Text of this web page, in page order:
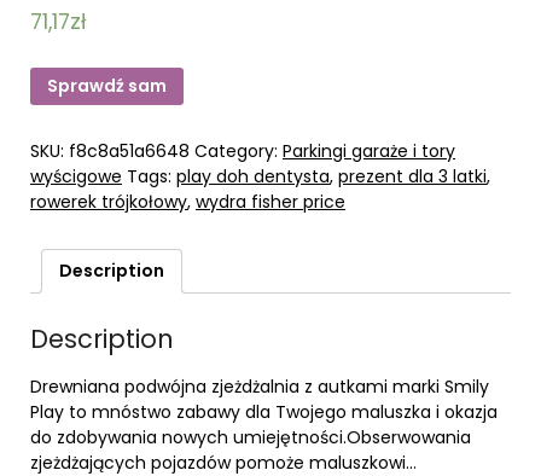
71,17zł
Sprawdź sam
SKU: f8c8a51a6648 Category: Parkingi garaże i tory
wyścigowe Tags: play doh dentysta, prezent dla 3 latki,
rowerek trójkołowy, wydra fisher price
Description
Description
Drewniana podwójna zjeżdżalnia z autkami marki Smily
Play to mnóstwo zabawy dla Twojego maluszka i okazja
do zdobywania nowych umiejętności.Obserwowania
zjeżdżających pojazdów pomoże maluszkowi…